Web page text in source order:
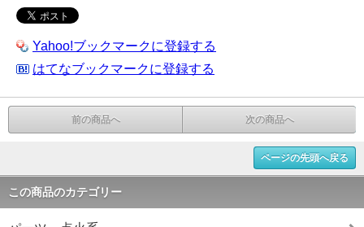
Yahoo!ブックマークに登録する
はてなブックマークに登録する
前の商品へ 次の商品へ
ページの先頭へ戻る
この商品のカテゴリー